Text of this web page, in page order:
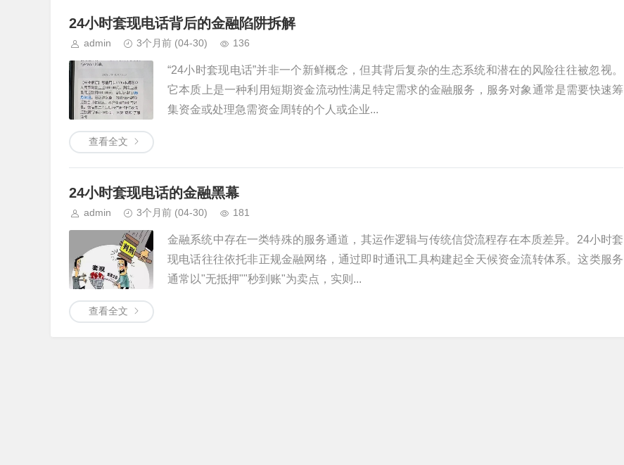
24小时套现电话背后的金融陷阱拆解
admin 3个月前 (04-30) 136
“24小时套现电话”并非一个新鲜概念，但其背后复杂的生态系统和潜在的风险往往被忽视。
它本质上是一种利用短期资金流动性满足特定需求的金融服务，服务对象通常是需要快速筹
集资金或处理急需资金周转的个人或企业...
查看全文
24小时套现电话的金融黑幕
admin 3个月前 (04-30) 181
金融系统中存在一类特殊的服务通道，其运作逻辑与传统信贷流程存在本质差异。24小时套
现电话往往依托非正规金融网络，通过即时通讯工具构建起全天候资金流转体系。这类服务
通常以"无抵押""秒到账"为卖点，实则...
查看全文